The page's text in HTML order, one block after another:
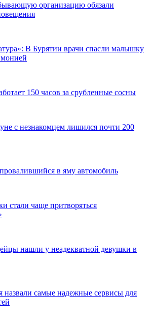
организацию обязали
В Бурятии врачи спасли малышку
150 часов за срубленные сосны
с незнакомцем лишился почти 200
в яму автомобиль
стали чаще притворяться
нашли у неадекватной девушки в
назвали самые надежные сервисы для